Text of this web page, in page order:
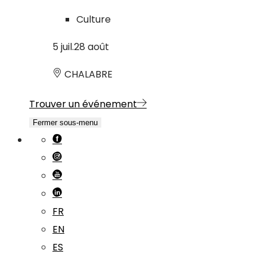
Culture
5 juil.28 août
CHALABRE
Trouver un événement
Fermer sous-menu
FR
EN
ES